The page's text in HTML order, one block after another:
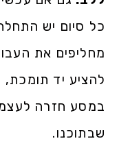
כל סיום יש
מחליפים את
להציע יד תומכת,
במסע חזרה
שבתוכנו.